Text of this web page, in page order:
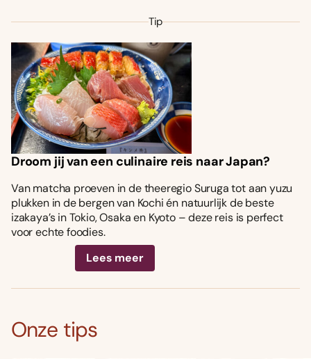
Tip
Droom jij van een culinaire reis naar Japan?
Van matcha proeven in de theeregio Suruga tot aan yuzu
plukken in de bergen van Kochi én natuurlijk de beste
izakaya’s in Tokio, Osaka en Kyoto – deze reis is perfect
voor echte foodies.
Lees meer
Onze tips